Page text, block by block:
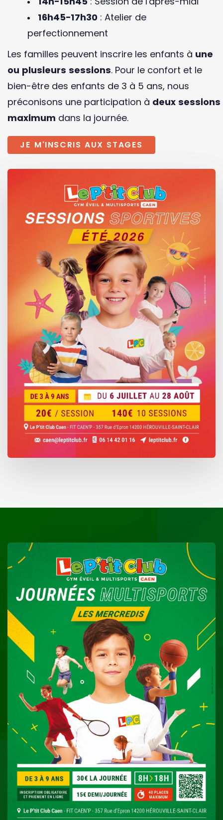
16h45-17h30 : Atelier de
perfectionnement
Les familles peuvent inscrire les enfants à une
ou plusieurs sessions. Pour le confort et le
bien-être des enfants de 3 à 5 ans, nous
préconisons une participation à deux sessions
maximum dans la journée.
JE M'INSCRIS AUX STAGES